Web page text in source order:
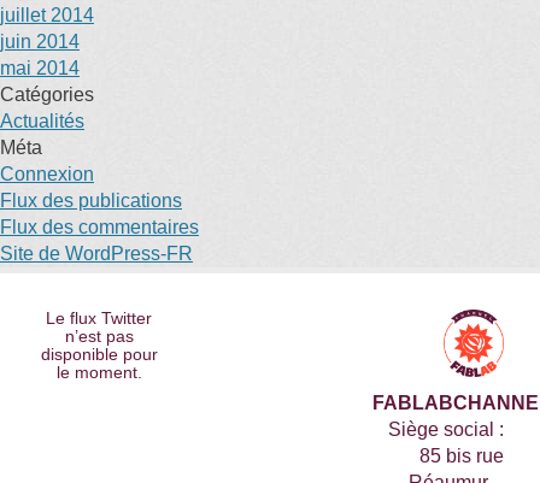
juillet 2014
juin 2014
mai 2014
Catégories
Actualités
Méta
Connexion
Flux des publications
Flux des commentaires
Site de WordPress-FR
Le flux Twitter
n’est pas
disponible pour
le moment.
Siège social :
85 bis rue